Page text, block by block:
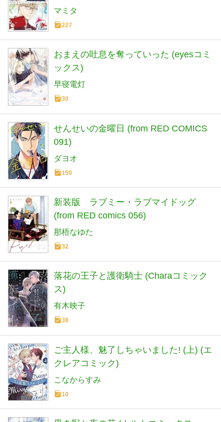
マミタ
227
おまえの吐息を奪っていった (eyesコミ
ックス)
早寝電灯
30
せんせいの金曜日 (from RED COMICS
091)
ダヨオ
150
新装版 ラブミー・ラブマイドッグ
(from RED comics 056)
那梧なゆた
32
落花の王子と護衛騎士 (Charaコミック
ス)
有木映子
38
ご主人様、魅了しちゃいました! (上) (エ
クレアコミック)
こなからすみ
10